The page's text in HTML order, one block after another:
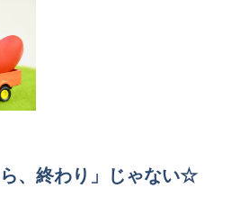
、終わり」じゃない☆